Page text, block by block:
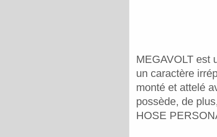
MEGAVOLT est
un caractère
monté et attelé
possède, de
HOSE